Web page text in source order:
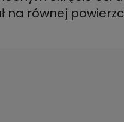
na równej